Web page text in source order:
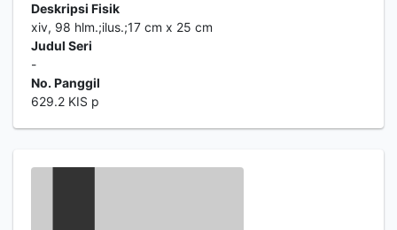
Deskripsi Fisik
xiv, 98 hlm.;ilus.;17 cm x 25 cm
Judul Seri
-
No. Panggil
629.2 KIS p